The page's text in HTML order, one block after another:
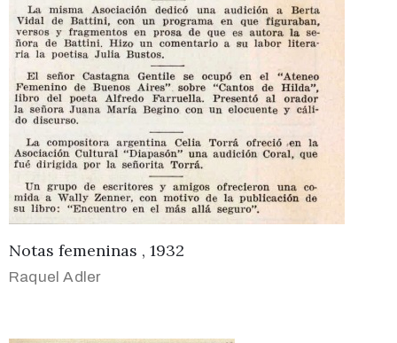
Notas femeninas , 1932
Raquel Adler